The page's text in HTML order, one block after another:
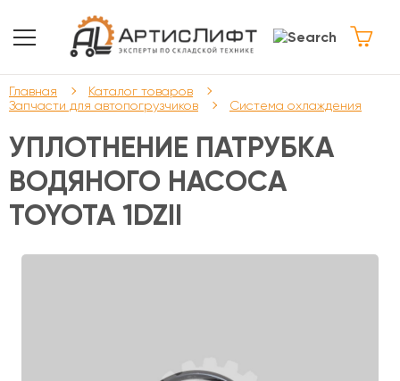
Главная
Каталог товаров
Запчасти для автопогрузчиков
Система охлаждения
УПЛОТНЕНИЕ ПАТРУБКА
ВОДЯНОГО НАСОСА
TOYOTA 1DZII